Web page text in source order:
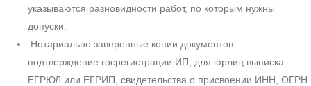
указываются разновидности работ, по которым нужны
допуски.
Нотариально заверенные копии документов –
подтверждение госрегистрации ИП, для юрлиц выписка
ЕГРЮЛ или ЕГРИП, свидетельства о присвоении ИНН, ОГРН